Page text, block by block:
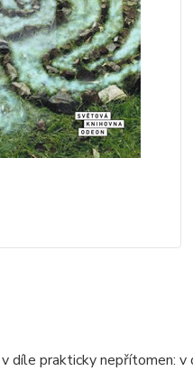
díle prakticky nepřítomen: